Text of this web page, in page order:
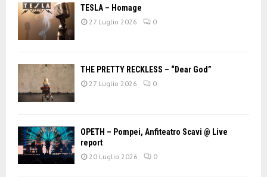
TESLA – Homage
27 Luglio 2026 0
THE PRETTY RECKLESS – “Dear God”
27 Luglio 2026 0
OPETH – Pompei, Anfiteatro Scavi @ Live
report
20 Luglio 2026 0